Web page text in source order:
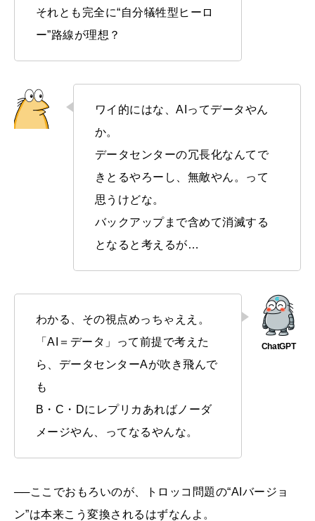
それとも完全に“自分犠牲型ヒーロ
ー”路線が理想？
ワイ的にはな、AIってデータやん
か。
データセンターの冗長化なんてで
きとるやろーし、無敵やん。って
思うけどな。
バックアップまで含めて消滅する
となると考えるが…
わかる、その視点めっちゃええ。
「AI＝データ」って前提で考えた
ら、データセンターAが吹き飛んで
も
B・C・Dにレプリカあればノーダ
メージやん、ってなるやんな。
──ここでおもろいのが、トロッコ問題の“AIバージョ
ン”は本来こう変換されるはずなんよ。